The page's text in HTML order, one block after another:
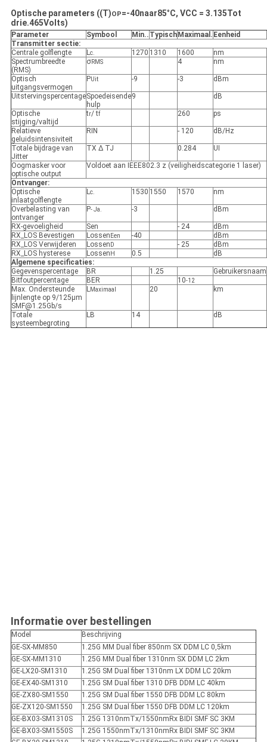
Optische parameters ((T)OP=-40naar85°C, VCC = 3.135Tot
drie.465Volts)
Parameter Symbool Min.. Typisch Maximaal . Eenheid
Transmitter sectie:
Centrale golflengte
Lc. 1270 1310 1600
nm
Spectrumbreedte
(RMS)
σRMS 4 nm
Optisch
uitgangsvermogen
PUit -9 -3 dBm
UitstervingspercentageSpoedeisende
hulp
9 dB
Optische
stijging/valtijd
tr/ tf 260 ps
Relatieve
geluidsintensiviteit
RIN - 120 dB/Hz
Totale bijdrage van
Jitter
TX Δ TJ 0.284 UI
Oogmasker voor
optische output
Voldoet aan IEEE802.3 z (veiligheidscategorie 1 laser)
Ontvanger:
Optische
inlaatgolflengte
Lc. 1530 1550 1570 nm
Overbelasting van
ontvanger
P- Ja. -3 dBm
RX-gevoeligheid Sen - 24 dBm
RX_LOS Bevestigen
Lossen Een -40
dBm
RX_LOS Verwijderen
Lossen D - 25
dBm
RX_LOS hysterese
Lossen H 0.5
dB
Algemene specificaties:
Gegevenspercentage
BR 1.25
Gebruikersnaam
Bitfoutpercentage
BER 10-12
Max. Ondersteunde
lijnlengte op 9/125μm
SMF@1.25Gb/s
LMaximaal 20 km
Totale
systeembegroting
LB 14 dB
Informatie over bestellingen
Model
Beschrijving
GE-SX-MM850
1.25G MM Dual fiber 850nm SX DDM LC 0,5km
GE-SX-MM1310
1.25G MM Dual fiber 1310nm SX DDM LC 2km
GE-LX20-SM1310
1.25G SM Dual fiber 1310nm LX DDM LC 20km
GE-EX40-SM1310
1.25G SM Dual fiber 1310 DFB DDM LC 40km
GE-ZX80-SM1550
1.25G SM Dual fiber 1550 DFB DDM LC 80km
GE-ZX120-SM1550
1.25G SM Dual fiber 1550 DFB DDM LC 120km
GE-BX03-SM1310S
1.25G 1310nmTx/1550nmRx BIDI SMF SC 3KM
GE-BX03-SM1550S
1.25G 1550nmTx/1310nmRx BIDI SMF SC 3KM